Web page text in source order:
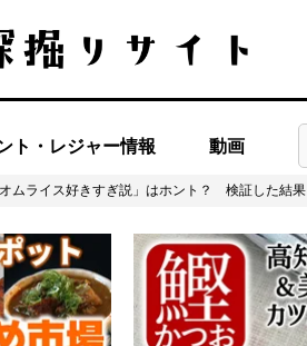
ト・レジャー情報 動画
オムライス好きすぎ説」はホント？ 検証した結果